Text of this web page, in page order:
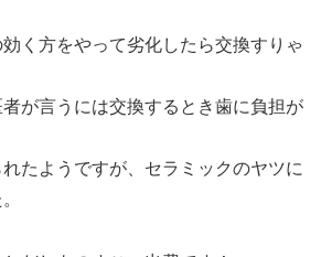
く方をやって劣化したら交換すりゃ
が言うには交換するとき歯に負担が
たようですが、セラミックのヤツに